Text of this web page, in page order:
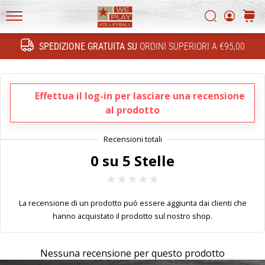
SPEDIZIONE GRATUITA SU ORDINI SUPERIORI A €95,00
WePlayVolleyball.it
Ricerca
Ricerca
FF
4!
Conosci
gli
aggiornamenti
tecnici
e
capisce
la
•
Tempo di lettura: 1 min.
Diventa
nostro
Effettua il log-in per lasciare una recensione
al prodotto
0 su 5 Stelle
La recensione di un prodotto può essere aggiunta dai clienti che
hanno acquistato il prodotto sul nostro shop.
Nessuna recensione per questo prodotto